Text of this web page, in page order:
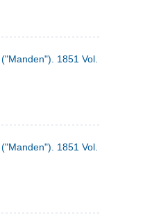
1851 Vol. 1 Nr. 3
1851 Vol. 2 Nr. 4